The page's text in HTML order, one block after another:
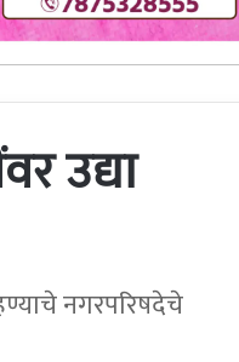
उद्या
नगरपरिषदेचे